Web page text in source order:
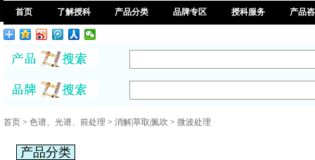
首页 了解授科 产品分类 品牌专区 授科服务 产品
首页> 色谱、光谱、前处理 > 消解|萃取|氮吹 > 微波处理
产品分类